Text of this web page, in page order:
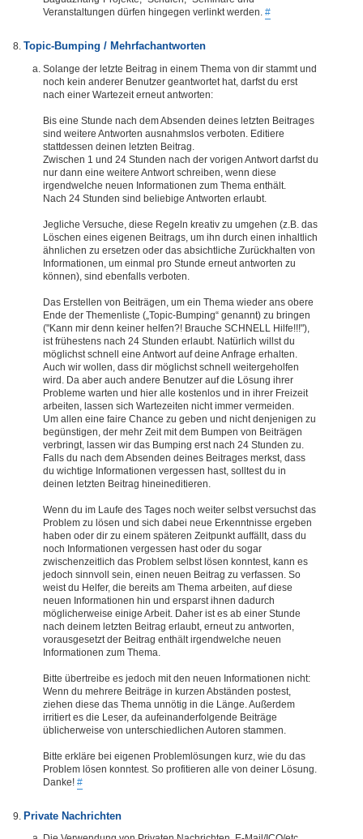
Veranstaltungen dürfen hingegen verlinkt werden. #
Topic-Bumping / Mehrfachantworten
Solange der letzte Beitrag in einem Thema von dir stammt und
noch kein anderer Benutzer geantwortet hat, darfst du erst
nach einer Wartezeit erneut antworten:
Bis eine Stunde nach dem Absenden deines letzten Beitrages
sind weitere Antworten ausnahmslos verboten. Editiere
stattdessen deinen letzten Beitrag.
Zwischen 1 und 24 Stunden nach der vorigen Antwort darfst du
nur dann eine weitere Antwort schreiben, wenn diese
irgendwelche neuen Informationen zum Thema enthält.
Nach 24 Stunden sind beliebige Antworten erlaubt.
Jegliche Versuche, diese Regeln kreativ zu umgehen (z.B. das
Löschen eines eigenen Beitrags, um ihn durch einen inhaltlich
ähnlichen zu ersetzen oder das absichtliche Zurückhalten von
Informationen, um einmal pro Stunde erneut antworten zu
können), sind ebenfalls verboten.
Das Erstellen von Beiträgen, um ein Thema wieder ans obere
Ende der Themenliste („Topic-Bumping“ genannt) zu bringen
("Kann mir denn keiner helfen?! Brauche SCHNELL Hilfe!!!"),
ist frühestens nach 24 Stunden erlaubt. Natürlich willst du
möglichst schnell eine Antwort auf deine Anfrage erhalten.
Auch wir wollen, dass dir möglichst schnell weitergeholfen
wird. Da aber auch andere Benutzer auf die Lösung ihrer
Probleme warten und hier alle kostenlos und in ihrer Freizeit
arbeiten, lassen sich Wartezeiten nicht immer vermeiden.
Um allen eine faire Chance zu geben und nicht denjenigen zu
begünstigen, der mehr Zeit mit dem Bumpen von Beiträgen
verbringt, lassen wir das Bumping erst nach 24 Stunden zu.
Falls du nach dem Absenden deines Beitrages merkst, dass
du wichtige Informationen vergessen hast, solltest du in
deinen letzten Beitrag hineineditieren.
Wenn du im Laufe des Tages noch weiter selbst versuchst das
Problem zu lösen und sich dabei neue Erkenntnisse ergeben
haben oder dir zu einem späteren Zeitpunkt auffällt, dass du
noch Informationen vergessen hast oder du sogar
zwischenzeitlich das Problem selbst lösen konntest, kann es
jedoch sinnvoll sein, einen neuen Beitrag zu verfassen. So
weist du Helfer, die bereits am Thema arbeiten, auf diese
neuen Informationen hin und ersparst ihnen dadurch
möglicherweise einige Arbeit. Daher ist es ab einer Stunde
nach deinem letzten Beitrag erlaubt, erneut zu antworten,
vorausgesetzt der Beitrag enthält irgendwelche neuen
Informationen zum Thema.
Bitte übertreibe es jedoch mit den neuen Informationen nicht:
Wenn du mehrere Beiträge in kurzen Abständen postest,
ziehen diese das Thema unnötig in die Länge. Außerdem
irritiert es die Leser, da aufeinanderfolgende Beiträge
üblicherweise von unterschiedlichen Autoren stammen.
Bitte erkläre bei eigenen Problemlösungen kurz, wie du das
Problem lösen konntest. So profitieren alle von deiner Lösung.
Danke! #
Private Nachrichten